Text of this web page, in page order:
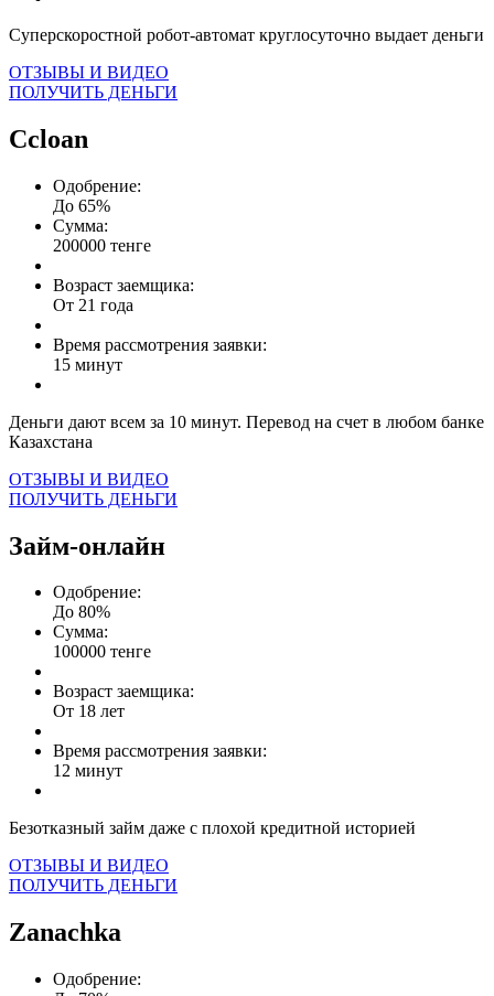
Суперскоростной робот-автомат круглосуточно выдает деньги
ОТЗЫВЫ И ВИДЕО
ПОЛУЧИТЬ ДЕНЬГИ
Ccloan
Одобрение:
До 65%
Сумма:
200000 тенге
Возраст заемщика:
От 21 года
Время рассмотрения заявки:
15 минут
Деньги дают всем за 10 минут. Перевод на счет в любом банке
Казахстана
ОТЗЫВЫ И ВИДЕО
ПОЛУЧИТЬ ДЕНЬГИ
Займ-онлайн
Одобрение:
До 80%
Сумма:
100000 тенге
Возраст заемщика:
От 18 лет
Время рассмотрения заявки:
12 минут
Безотказный займ даже с плохой кредитной историей
ОТЗЫВЫ И ВИДЕО
ПОЛУЧИТЬ ДЕНЬГИ
Zanachka
Одобрение: